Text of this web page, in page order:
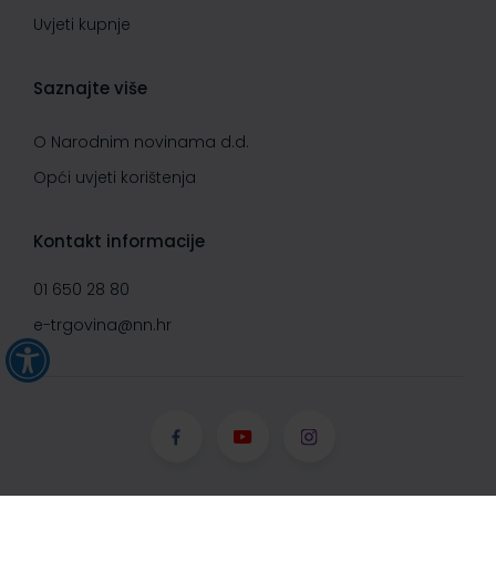
Uvjeti kupnje
Saznajte više
O Narodnim novinama d.d.
Opći uvjeti korištenja
Kontakt informacije
01 650 28 80
e-trgovina@nn.hr